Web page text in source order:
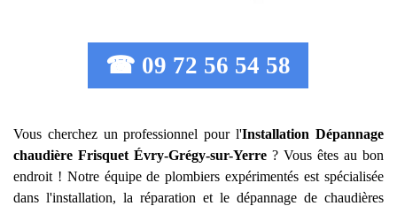
☎ 09 72 56 54 58
Vous cherchez un professionnel pour l'Installation Dépannage
chaudière Frisquet Évry-Grégy-sur-Yerre? Vous êtes au bon
endroit ! Notre équipe de plombiers expérimentés est spécialisée
dans l'installation, la réparation et le dépannage de chaudières